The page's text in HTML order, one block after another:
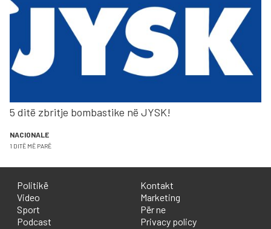
5 ditë zbritje bombastike në JYSK!
NACIONALE
1 DITË MË PARË
Politikë
Video
Sport
Podcast
Kontakt
Marketing
Për ne
Privacy policy